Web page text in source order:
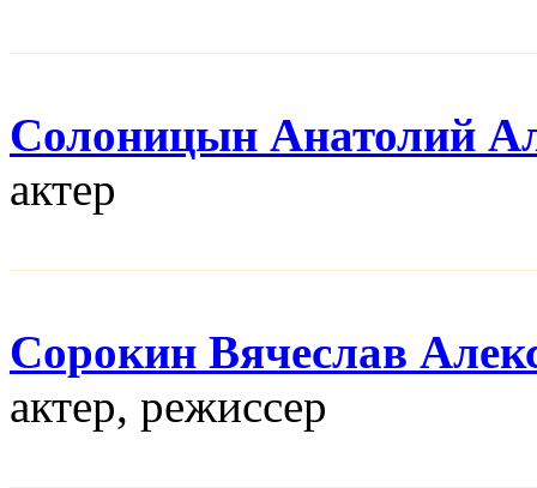
Солоницын Анатолий
актер
Сорокин Вячеслав
актер, режисcер